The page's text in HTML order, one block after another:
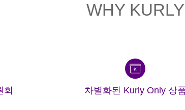
WHY KURLY
회 차별화된 Kurly Only 상